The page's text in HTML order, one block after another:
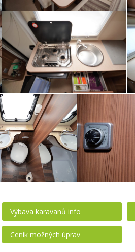
Výbava karavanů info
Ceník možných úprav